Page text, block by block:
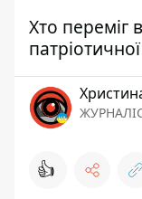
Хто переміг
патріотичної
👍